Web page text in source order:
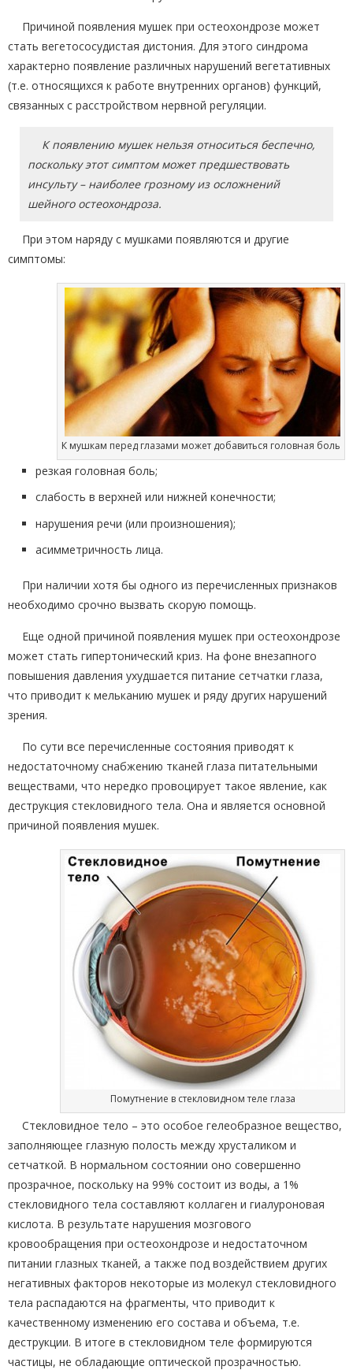
Причиной появления мушек при остеохондрозе может
стать вегетососудистая дистония. Для этого синдрома
характерно появление различных нарушений вегетативных
(т.е. относящихся к работе внутренних органов) функций,
связанных с расстройством нервной регуляции.
К появлению мушек нельзя относиться беспечно,
поскольку этот симптом может предшествовать
инсульту – наиболее грозному из осложнений
шейного остеохондроза.
При этом наряду с мушками появляются и другие
симптомы:
К мушкам перед глазами может добавиться головная боль
резкая головная боль;
слабость в верхней или нижней конечности;
нарушения речи (или произношения);
асимметричность лица.
При наличии хотя бы одного из перечисленных признаков
необходимо срочно вызвать скорую помощь.
Еще одной причиной появления мушек при остеохондрозе
может стать гипертонический криз. На фоне внезапного
повышения давления ухудшается питание сетчатки глаза,
что приводит к мельканию мушек и ряду других нарушений
зрения.
По сути все перечисленные состояния приводят к
недостаточному снабжению тканей глаза питательными
веществами, что нередко провоцирует такое явление, как
деструкция стекловидного тела. Она и является основной
причиной появления мушек.
Помутнение в стекловидном теле глаза
Стекловидное тело – это особое гелеобразное вещество,
заполняющее глазную полость между хрусталиком и
сетчаткой. В нормальном состоянии оно совершенно
прозрачное, поскольку на 99% состоит из воды, а 1%
стекловидного тела составляют коллаген и гиалуроновая
кислота. В результате нарушения мозгового
кровообращения при остеохондрозе и недостаточном
питании глазных тканей, а также под воздействием других
негативных факторов некоторые из молекул стекловидного
тела распадаются на фрагменты, что приводит к
качественному изменению его состава и объема, т.е.
деструкции. В итоге в стекловидном теле формируются
частицы, не обладающие оптической прозрачностью.